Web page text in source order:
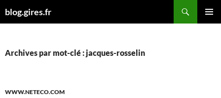
aublog.gires.fr
Archives par mot-clé : jacques-rosselin
WWW.NETECO.COM